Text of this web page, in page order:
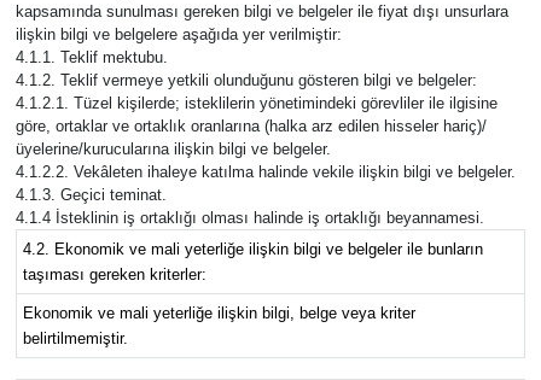
kapsamında sunulması gereken bilgi ve belgeler ile fiyat dışı unsurlara
ilişkin bilgi ve belgelere aşağıda yer verilmiştir:
4.1.1. Teklif mektubu.
4.1.2. Teklif vermeye yetkili olunduğunu gösteren bilgi ve belgeler:
4.1.2.1. Tüzel kişilerde; isteklilerin yönetimindeki görevliler ile ilgisine
göre, ortaklar ve ortaklık oranlarına (halka arz edilen hisseler hariç)/
üyelerine/kurucularına ilişkin bilgi ve belgeler.
4.1.2.2. Vekâleten ihaleye katılma halinde vekile ilişkin bilgi ve belgeler.
4.1.3. Geçici teminat.
4.1.4 İsteklinin iş ortaklığı olması halinde iş ortaklığı beyannamesi.
4.2. Ekonomik ve mali yeterliğe ilişkin bilgi ve belgeler ile bunların
taşıması gereken kriterler:
Ekonomik ve mali yeterliğe ilişkin bilgi, belge veya kriter
belirtilmemiştir.